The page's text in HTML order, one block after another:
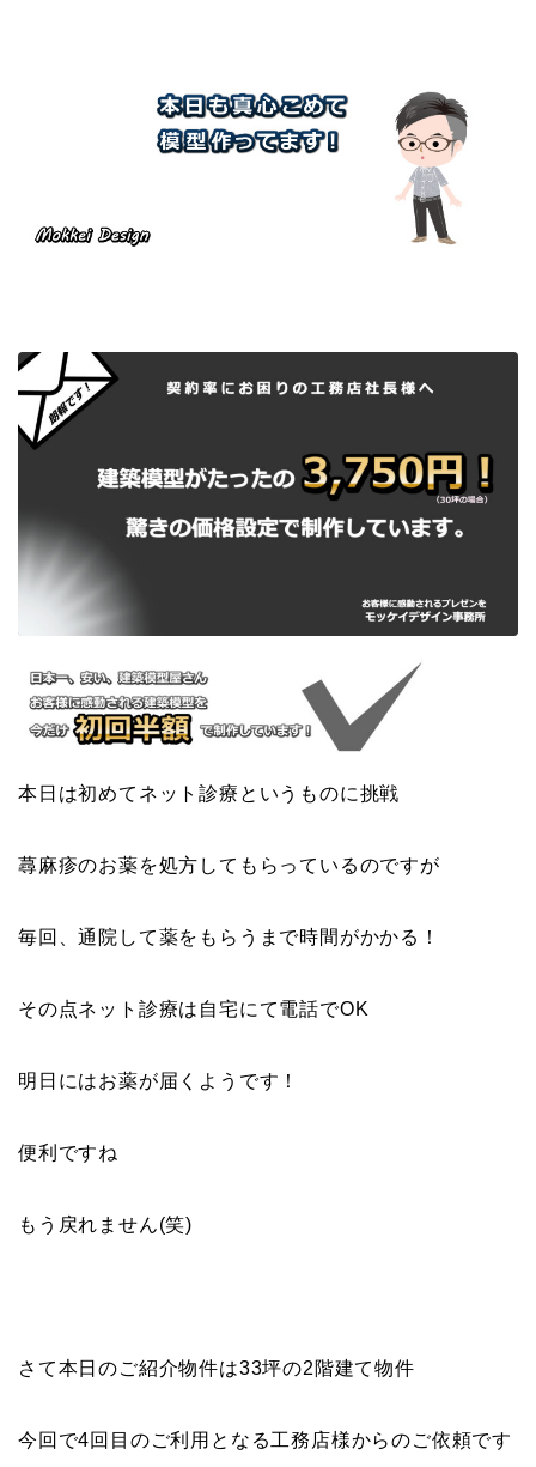
本日は初めてネット診療というものに挑戦
蕁麻疹のお薬を処方してもらっているのですが
毎回、通院して薬をもらうまで時間がかかる！
その点ネット診療は自宅にて電話でOK
明日にはお薬が届くようです！
便利ですね
もう戻れません(笑)
さて本日のご紹介物件は33坪の2階建て物件
今回で4回目のご利用となる工務店様からのご依頼です